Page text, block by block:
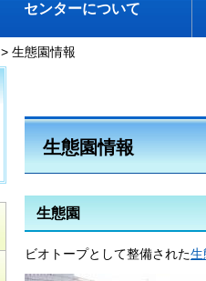
センターについて
> 生態園情報
生態園情報
生態園
ビオトープとして整備された生